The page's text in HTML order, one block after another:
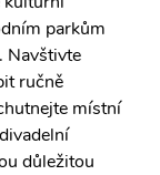
parkům
Navštivte
ručně
místní
důležitou